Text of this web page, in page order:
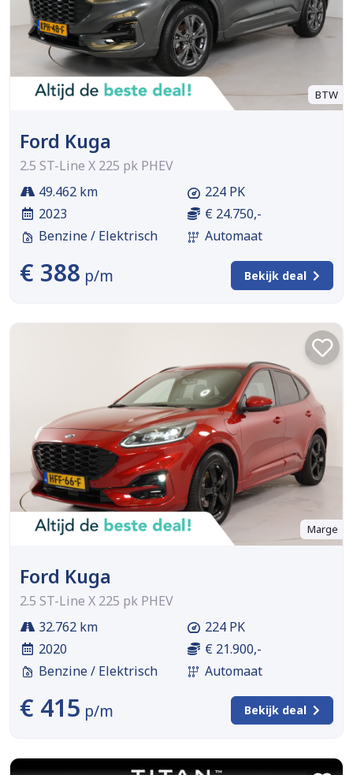
BTW
Ford Kuga
2.5 ST-Line X 225 pk PHEV
49.462 km
2023
Benzine / Elektrisch
224 PK
€ 24.750,-
Automaat
€ 388 p/m Bekijk deal
Marge
Ford Kuga
2.5 ST-Line X 225 pk PHEV
32.762 km
2020
Benzine / Elektrisch
224 PK
€ 21.900,-
Automaat
€ 415 p/m Bekijk deal